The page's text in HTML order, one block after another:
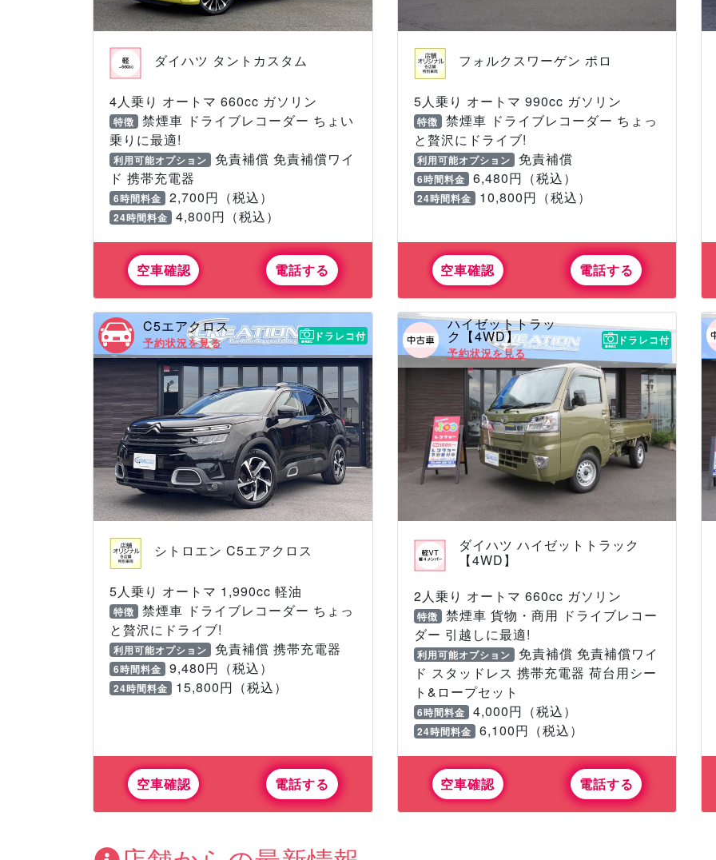
ダイハツ タントカスタム
4人乗り オートマ 660cc ガソリン
特徴 禁煙車 ドライブレコーダー ちょい
乗りに最適!
利用可能オプション 免責補償 免責補償ワイ
ド 携帯充電器
6時間料金 2,700円（税込）
24時間料金 4,800円（税込）
空車確認 電話する
フォルクスワーゲン ポロ
5人乗り オートマ 990cc ガソリン
特徴
禁煙車 ドライブレコーダー ちょっ
と贅沢にドライブ!
利用可能オプション 免責補償
6時間料金 6,480円（税込）
24時間料金 10,800円（税込）
空車確認 電話する
C5エアクロス
予約状況を見る
ドラレコ付
シトロエン C5エアクロス
5人乗り オートマ 1,990cc 軽油
特徴 禁煙車 ドライブレコーダー ちょっ
と贅沢にドライブ!
利用可能オプション 免責補償 携帯充電器
6時間料金 9,480円（税込）
24時間料金 15,800円（税込）
空車確認 電話する
ハイゼットトラッ
ク【4WD】
予約状況を見る
ドラレコ付
ダイハツ ハイゼットトラック
【4WD】
2人乗り オートマ 660cc ガソリン
特徴
禁煙車 貨物・商用 ドライブレコー
ダー 引越しに最適!
利用可能オプション
免責補償 免責補償ワイ
ド スタッドレス 携帯充電器 荷台用シー
ト&ロープセット
6時間料金 4,000円（税込）
24時間料金 6,100円（税込）
空車確認 電話する